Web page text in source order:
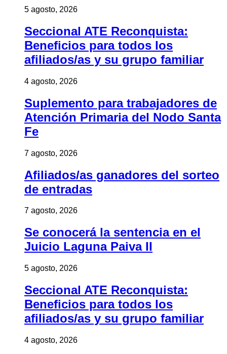
5 agosto, 2026
Seccional ATE Reconquista:
Beneficios para todos los
afiliados/as y su grupo familiar
4 agosto, 2026
Suplemento para trabajadores de
Atención Primaria del Nodo Santa
Fe
7 agosto, 2026
Afiliados/as ganadores del sorteo
de entradas
7 agosto, 2026
Se conocerá la sentencia en el
Juicio Laguna Paiva II
5 agosto, 2026
Seccional ATE Reconquista:
Beneficios para todos los
afiliados/as y su grupo familiar
4 agosto, 2026